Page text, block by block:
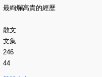
最絢爛高貴的經歷
散文
文集
246
44